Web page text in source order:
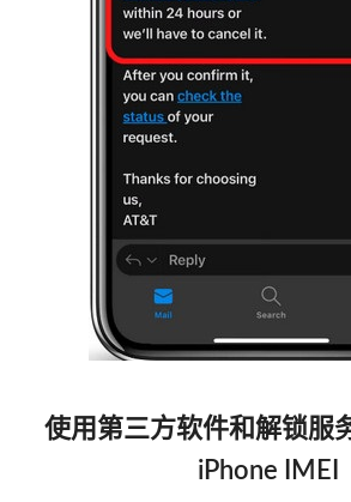
使用第三方软件和解锁服
iPhone IMEI